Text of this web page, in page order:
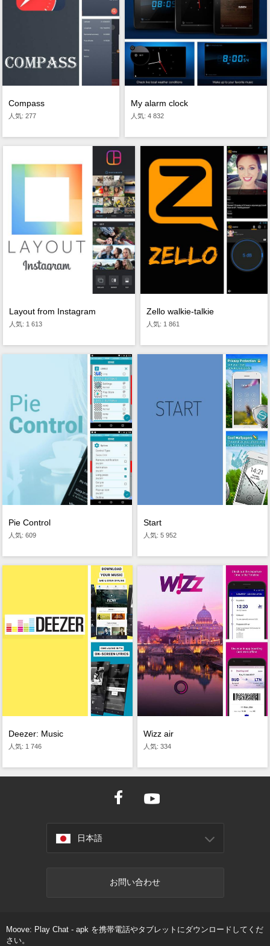
Compass
人気: 277
My alarm clock
人気: 4 832
Layout from Instagram
人気: 1 613
Zello walkie-talkie
人気: 1 861
Pie Control
人気: 609
Start
人気: 5 952
Deezer: Music
人気: 1 746
Wizz air
人気: 334
日本語
お問い合わせ
Moove: Play Chat - apk を携帯電話やタブレットにダウンロードしてくだ
さい。